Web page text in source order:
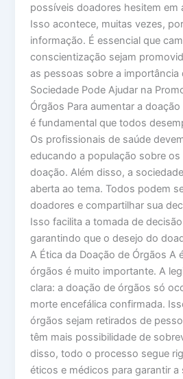
possíveis doadores hesitem em
Isso acontece, muitas vezes,
informação. É essencial que
conscientização sejam
as pessoas sobre a importância
Sociedade Pode Ajudar na
Órgãos Para aumentar a
é fundamental que todos
Os profissionais de saúde
educando a população sobre
doação. Além disso, a
aberta ao tema. Todos podem
doadores e compartilhar sua
Isso facilita a tomada de
garantindo que o desejo do
A Ética da Doação de Órgãos A
órgãos é muito importante. A
clara: a doação de órgãos só
morte encefálica confirmada.
órgãos sejam retirados de
têm mais possibilidade de
disso, todo o processo segue
éticos e médicos para garantir a